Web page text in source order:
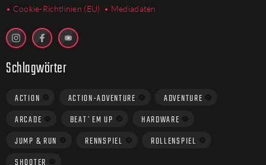
• Cookie-Richtlinien (EU) • Mediadaten
Schlagwörter
ACTION ACTION-ADVENTURE
ADVENTURE
ARCADE
BEAT´EM UP
HARDWARE
JUMP & RUN
RENNSPIEL
ROLLENSPIEL